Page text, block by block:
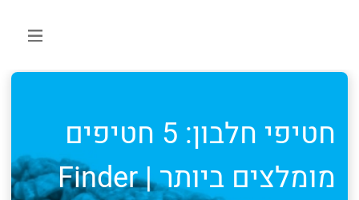
חטיפי חלבון: 5 חטיפים
מומלצים ביותר | Finder